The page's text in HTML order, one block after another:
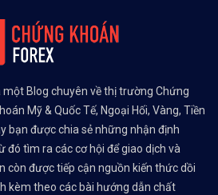
Blog chuyên về thị trường Chứng
Mỹ & Quốc Tế, Ngoại Hối, Vàng, Tiền
bạn được chia sẻ những nhận định
đó tìm ra các cơ hội để giao dịch và
còn được tiếp cận nguồn kiến thức dồi
kèm theo các bài hướng dẫn chất